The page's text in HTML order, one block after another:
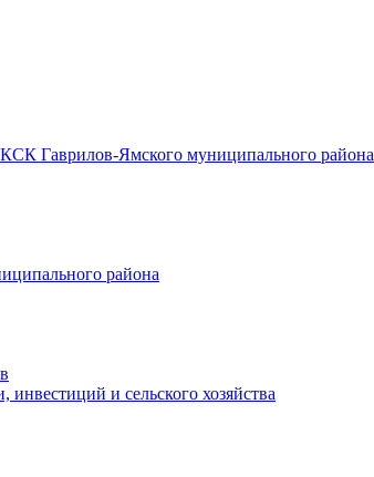
Гаврилов-Ямского муниципального района
района
и сельского хозяйства